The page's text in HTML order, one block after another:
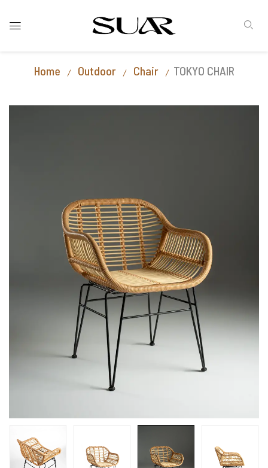
Home Outdoor Chair TOKYO CHAIR